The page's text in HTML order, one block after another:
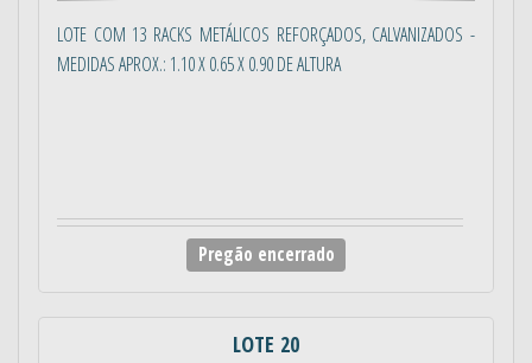
LOTE COM 13 RACKS METÁLICOS REFORÇADOS, CALVANIZADOS -
MEDIDAS APROX.: 1.10 X 0.65 X 0.90 DE ALTURA
Pregão encerrado
LOTE 20